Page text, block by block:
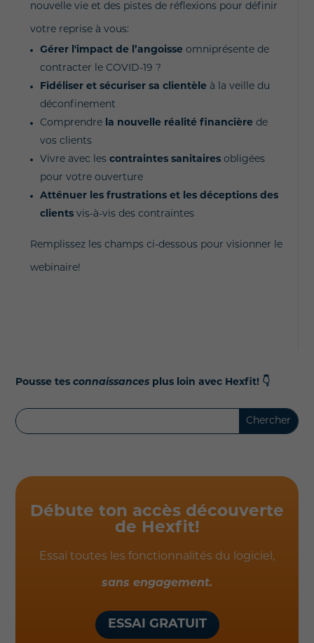
nouvelle vie et des pistes de réflexions pour définir
votre reprise à vous:
Gérer l'impact de l’angoisseomniprésente de
contracter le COVID-19 ?
Fidéliser et sécuriser sa clientèleà la veille du
déconfinement
Comprendre la nouvelle réalité financièrede
vos clients
Vivre avec les contraintes sanitairesobligées
pour votre ouverture
Atténuer les frustrations et les déceptions des
clientsvis-à-vis des contraintes
Remplissez les champs ci-dessous pour visionner le
webinaire!
Pousse tesconnaissances plus loin avec Hexfit! 👇
Débute ton accès découverte
de Hexfit!
Essai toutes les fonctionnalités du logiciel,
sans engagement.
ESSAI GRATUIT